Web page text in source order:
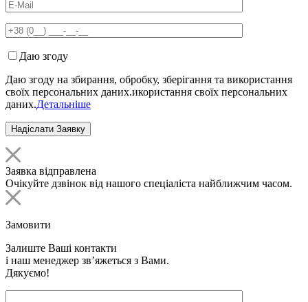
Даю згоду
Даю згоду на збирання, обробку, зберігання та використання
своїх персональних даних.икористання своїх персональних
даних.Детальніше
Заявка відправлена
Очікуйте дзвінок від нашого спеціаліста найближчим часом.
Замовити
Залиште Ваші контакти
і наш менеджер зв’яжеться з Вами.
Дякуємо!